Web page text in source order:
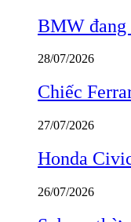
BMW đang
28/07/2026
Chiếc
27/07/2026
Honda
26/07/2026